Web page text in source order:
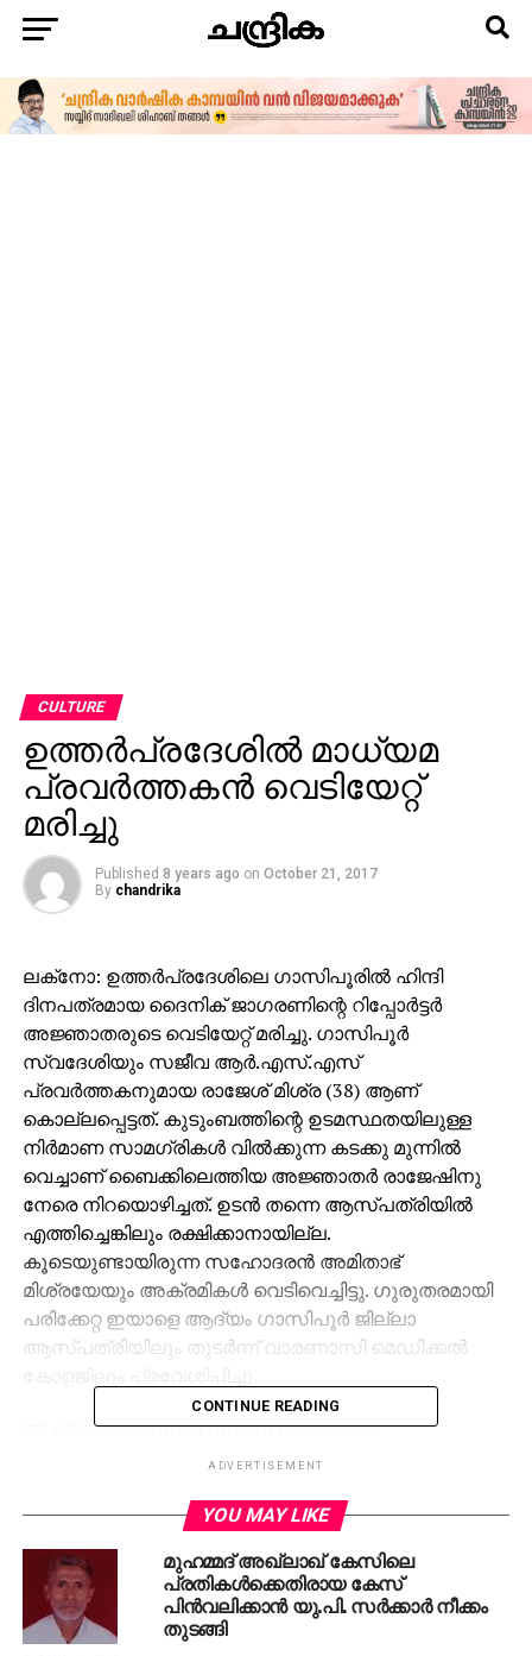
CULTURE
ഉത്തര്‍പ്രദേശില്‍ മാധ്യമ
പ്രവര്‍ത്തകന്‍ വെടിയേറ്റ്
മരിച്ചു
Published 8 years ago on October 21, 2017
By chandrika
ലക്‌നോ: ഉത്തര്‍പ്രദേശിലെ ഗാസിപൂരില്‍ ഹിന്ദി
ദിനപത്രമായ ദൈനിക് ജാഗരണിന്റെ റിപ്പോര്‍ട്ടര്‍
അജ്ഞാതരുടെ വെടിയേറ്റ് മരിച്ചു. ഗാസിപൂര്‍
സ്വദേശിയും സജീവ ആര്‍.എസ്.എസ്
പ്രവര്‍ത്തകനുമായ രാജേശ് മിശ്ര (38) ആണ്
കൊല്ലപ്പെട്ടത്. കുടുംബത്തിന്റെ ഉടമസ്ഥതയിലുള്ള
നിര്‍മാണ സാമഗ്രികള്‍ വില്‍ക്കുന്ന കടക്കു മുന്നില്‍
വെച്ചാണ് ബൈക്കിലെത്തിയ അജ്ഞാതര്‍ രാജേഷിനു
നേരെ നിറയൊഴിച്ചത്. ഉടന്‍ തന്നെ ആസ്പത്രിയില്‍
എത്തിച്ചെങ്കിലും രക്ഷിക്കാനായില്ല.
കൂടെയുണ്ടായിരുന്ന സഹോദരന്‍ അമിതാഭ്
മിശ്രയേയും അക്രമികള്‍ വെടിവെച്ചിട്ടു. ഗുരുതരമായി
പരിക്കേറ്റ ഇയാളെ ആദ്യം ഗാസിപൂര്‍ ജില്ലാ
ആസ്പത്രിയിലും തുടര്‍ന്ന് വാരണാസി മെഡിക്കല്‍
അക്രമികളെക്കുറിച്ച് സൂചന ലഭിച്ചതായി
ക്രമസമാധാന ചുതമലയുള്ള എ.ഡി.ജി.പി ആനന്ദ്
തിരിച്ചറിഞ്ഞിട്ടുണ്ട്. ഇവരെ ഉടന്‍ അറസ്റ്റു ചെയ്യും.
ശബ്ദം കേട്ട് സഹോദരനെ രക്ഷിക്കാന്‍
ഓടിയെത്തിയപ്പോഴാണ് അമിതാഭ് മിശ്രക്കു നേരെയും
വെടിവെപ്പുണ്ടാതെന്നും പൊലീസ് പറഞ്ഞു.
CONTINUE READING
ADVERTISEMENT
YOU MAY LIKE
മുഹമ്മദ് അഖ്‌ലാഖ് കേസിലെ
പ്രതികള്‍ക്കെതിരായ കേസ്
പിന്‍വലിക്കാന്‍ യു.പി. സര്‍ക്കാര്‍ നീക്കം
തുടങ്ങി